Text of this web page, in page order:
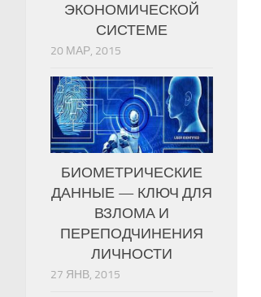
ЭКОНОМИЧЕСКОЙ
СИСТЕМЕ
20 МАР, 2015
БИОМЕТРИЧЕСКИЕ
ДАННЫЕ — КЛЮЧ ДЛЯ
ВЗЛОМА И
ПЕРЕПОДЧИНЕНИЯ
ЛИЧНОСТИ
27 ЯНВ, 2015